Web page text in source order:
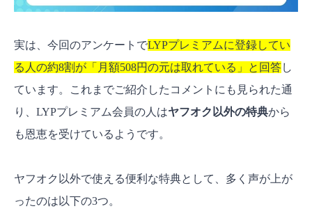
実は、今回のアンケートでLYPプレミアムに登録してい
る人の約8割が「月額508円の元は取れている」と回答し
ています。これまでご紹介したコメントにも見られた通
り、LYPプレミアム会員の人はヤフオク以外の特典から
も恩恵を受けているようです。
ヤフオク以外で使える便利な特典として、多く声が上が
ったのは以下の3つ。